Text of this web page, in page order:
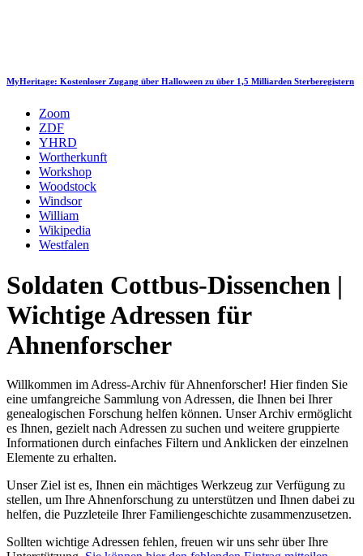
MyHeritage: Kostenloser Zugang über Halloween zu über 1,5 Milliarden Sterberegistern
Zoom
ZDF
YHRD
Wortherkunft
Workshop
Woodstock
Windsor
William
Wikipedia
Westfalen
Soldaten Cottbus-Dissenchen |
Wichtige Adressen für
Ahnenforscher
Willkommen im Adress-Archiv für Ahnenforscher! Hier finden Sie
eine umfangreiche Sammlung von Adressen, die Ihnen bei Ihrer
genealogischen Forschung helfen können. Unser Archiv ermöglicht
es Ihnen, gezielt nach Adressen zu suchen und weitere gruppierte
Informationen durch einfaches Filtern und Anklicken der einzelnen
Elemente zu erhalten.
Unser Ziel ist es, Ihnen ein mächtiges Werkzeug zur Verfügung zu
stellen, um Ihre Ahnenforschung zu unterstützen und Ihnen dabei zu
helfen, die Puzzleteile Ihrer Familiengeschichte zusammenzusetzen.
Sollten wichtige Adressen fehlen, freuen wir uns sehr über Ihre